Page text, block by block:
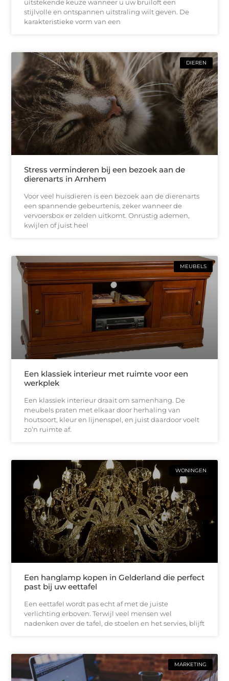
uitstekende keuze wanneer u uw bruiloft een
stijlvolle en ontspannen uitstraling wilt geven. De
karakteristieke vorm van een
DIEREN
Stress verminderen bij een bezoek aan de
dierenarts in Arnhem
Voor veel huisdieren is een bezoek aan de dierenarts
een spannende gebeurtenis, zeker wanneer de
vervoersbox er zelden uitkomt. Onrustig ademen,
kwijlen of juist heel
MEUBELS
Een klassiek interieur met ruimte voor een
werkplek
Een klassiek interieur draait om samenhang. De
meubels praten met elkaar door herhaling van
houtsoort, kleur en lijnenspel, en juist daardoor voelt
zo’n ruimte af.
WONINGEN
Een hanglamp kopen in Gelderland die perfect
past bij uw eettafel
Een eettafel wordt pas echt af met de juiste
verlichting erboven. Terwijl veel mensen wel
nadenken over de tafel, de stoelen en het servies, blijft
MARKETING